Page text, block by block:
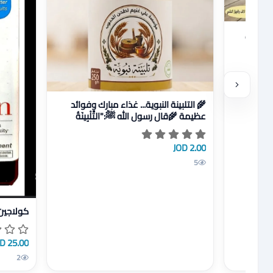
عرض تفاصيل 🌾 التلبينة النبوية... غذاء مبارك
🌾 التلبينة النبوية... غذاء مبارك وفوائد
عظيمة 🌾قال رسول الله ﷺ:"التَّلْبِينَةُ
مُجِمَّةٌ لِفُ
2.00 JOD
5
عرض
25.00 JOD
2